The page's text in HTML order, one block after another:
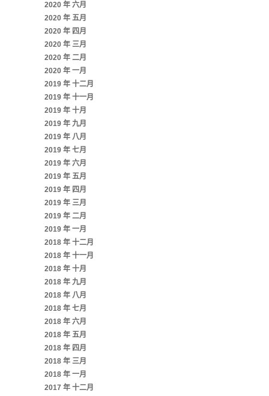
2020 年 六月
2020 年 五月
2020 年 四月
2020 年 三月
2020 年 二月
2020 年 一月
2019 年 十二月
2019 年 十一月
2019 年 十月
2019 年 九月
2019 年 八月
2019 年 七月
2019 年 六月
2019 年 五月
2019 年 四月
2019 年 三月
2019 年 二月
2019 年 一月
2018 年 十二月
2018 年 十一月
2018 年 十月
2018 年 九月
2018 年 八月
2018 年 七月
2018 年 六月
2018 年 五月
2018 年 四月
2018 年 三月
2018 年 一月
2017 年 十二月